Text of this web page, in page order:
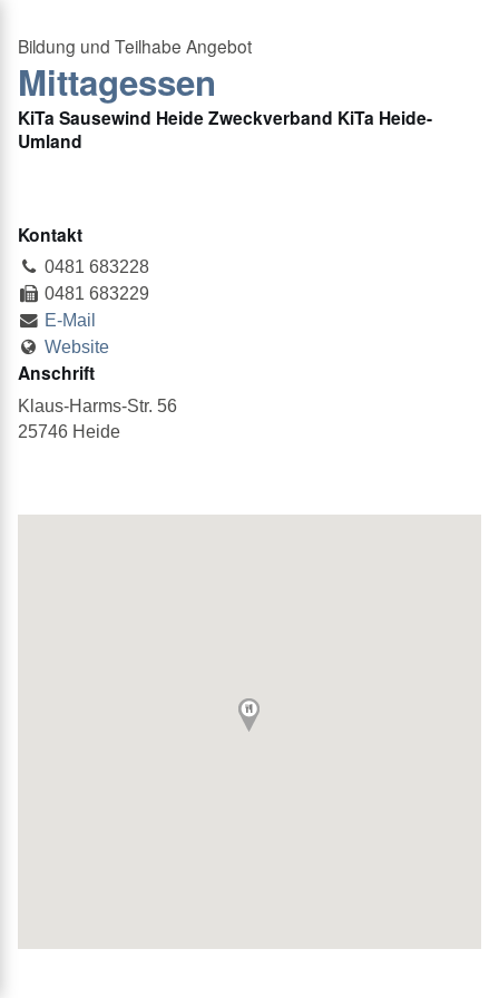
Mittagessen
KiTa Sausewind Heide Zweckverband KiTa Heide-
Umland
Kontakt
0481 683228
0481 683229
E-Mail
Website
Anschrift
Klaus-Harms-Str. 56
25746 Heide